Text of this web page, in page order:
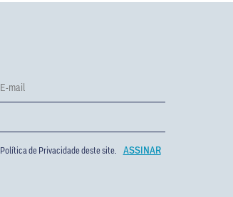
Política de Privacidadedeste site.